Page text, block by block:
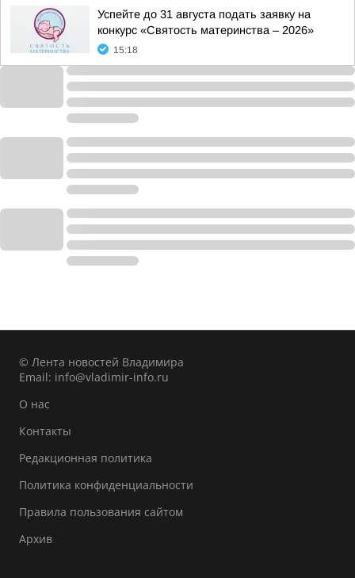
Успейте до 31 августа подать заявку на
конкурс «Святость материнства – 2026»
15:18
© Лента новостей Владимира
Email: info@vladimir-info.ru
О нас
Контакты
Редакционная политика
Политика конфиденциальности
Правила пользования сайтом
Архив